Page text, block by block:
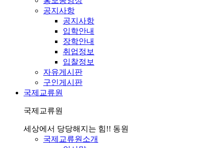
공지사항
공지사항
입학안내
장학안내
취업정보
입찰정보
자유게시판
구인게시판
국제교류원
국제교류원
세상에서 당당해지는 힘!! 동원
국제교류원소개